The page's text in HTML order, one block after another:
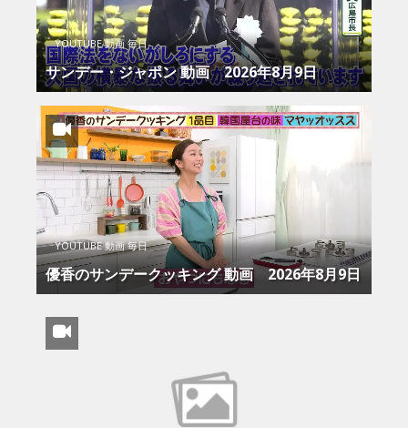
YOUTUBE 動画 毎日
サンデー・ジャポン 動画 2026年8月9日
YOUTUBE 動画 毎日
優香のサンデークッキング 動画 2026年8月9日